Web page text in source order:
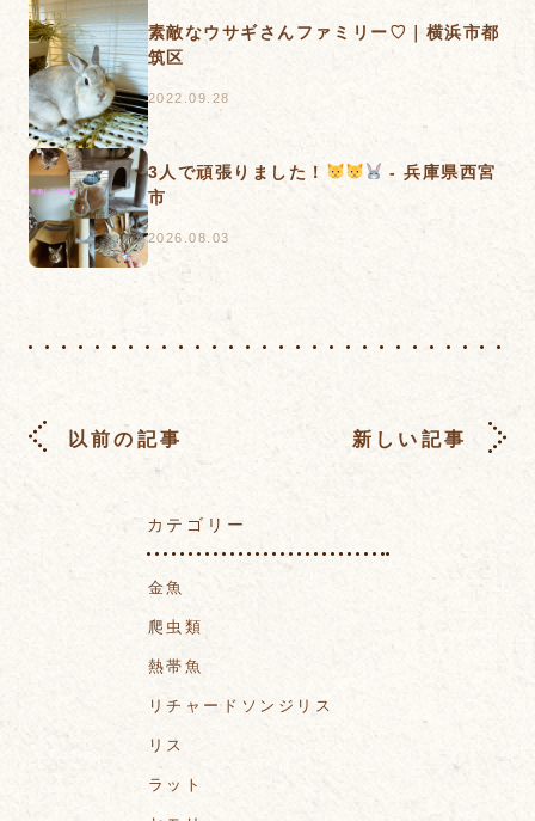
素敵なウサギさんファミリー♡｜横浜市都
筑区
2022.09.28
3人で頑張りました！
- 兵庫県西宮
市
2026.08.03
以前の記事 新しい記事
カテゴリー
金魚
爬虫類
熱帯魚
リチャードソンジリス
リス
ラット